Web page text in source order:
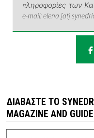
πληροφορίες των
e-mail: elena [at]
ΔΙΑΒΆΣΤΕ ΤΟ
MAGAZINE AND